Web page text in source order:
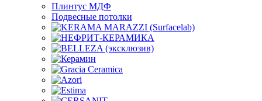
Плинтус МДФ
Подвесные потолки